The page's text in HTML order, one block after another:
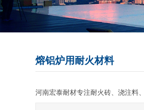
熔铝炉用耐火材料
河南宏泰耐材专注耐火砖、浇注料